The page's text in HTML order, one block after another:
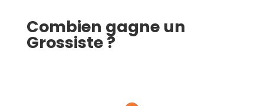
Combien gagne un
Grossiste ?